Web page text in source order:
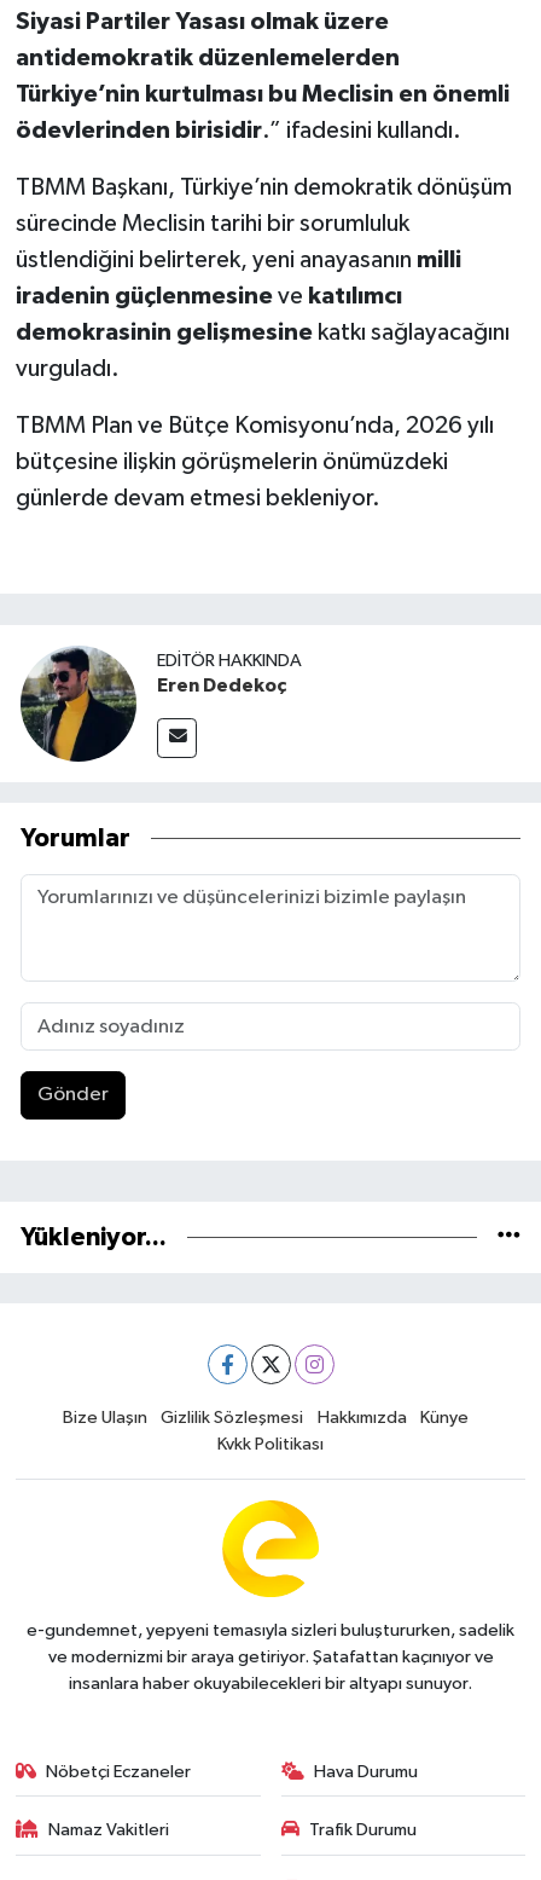
Siyasi Partiler Yasası olmak üzere
antidemokratik düzenlemelerden
Türkiye’nin kurtulması bu Meclisin en önemli
ödevlerinden birisidir.” ifadesini kullandı.
TBMM Başkanı, Türkiye’nin demokratik dönüşüm
sürecinde Meclisin tarihi bir sorumluluk
üstlendiğini belirterek, yeni anayasanın milli
iradenin güçlenmesineve katılımcı
demokrasinin gelişmesinekatkı sağlayacağını
vurguladı.
TBMM Plan ve Bütçe Komisyonu’nda, 2026 yılı
bütçesine ilişkin görüşmelerin önümüzdeki
günlerde devam etmesi bekleniyor.
EDITÖR HAKKINDA
Eren Dedekoç
Yorumlar
Gönder
Yükleniyor...
Bize Ulaşın Gizlilik Sözleşmesi Hakkımızda
Künye
Kvkk Politikası
e-gundemnet, yepyeni temasıyla sizleri buluştururken, sadelik
ve modernizmi bir araya getiriyor. Şatafattan kaçınıyor ve
insanlara haber okuyabilecekleri bir altyapı sunuyor.
Nöbetçi Eczaneler Hava Durumu
Namaz Vakitleri Trafik Durumu